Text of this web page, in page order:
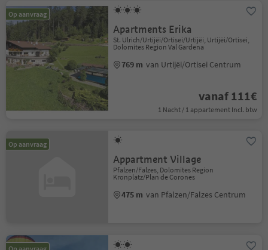
Op aanvraag
Apartments Erika
St. Ulrich/Urtijëi/Ortisei/Urtijëi, Urtijëi/Ortisei,
Dolomites Region Val Gardena
769 m van Urtijëi/Ortisei Centrum
vanaf 111€
1 Nacht / 1 appartement Incl. btw
Op aanvraag
Appartment Village
Pfalzen/Falzes, Dolomites Region
Kronplatz/Plan de Corones
475 m van Pfalzen/Falzes Centrum